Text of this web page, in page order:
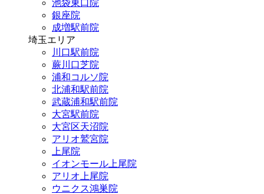
池袋東口院
銀座院
成増駅前院
埼玉エリア
川口駅前院
蕨川口芝院
浦和コルソ院
北浦和駅前院
武蔵浦和駅前院
大宮駅前院
大宮区天沼院
アリオ鷲宮院
上尾院
イオンモール上尾院
アリオ上尾院
ウニクス鴻巣院